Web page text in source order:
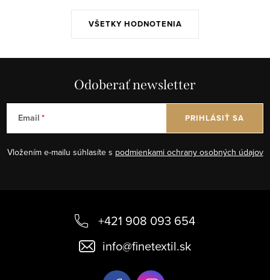
VŠETKY HODNOTENIA
Odoberať newsletter
Email
Vložením e-mailu súhlasíte s podmienkami ochrany osobných údajov
PRIHLÁSIŤ SA
+421 908 093 654
info@finetextil.sk